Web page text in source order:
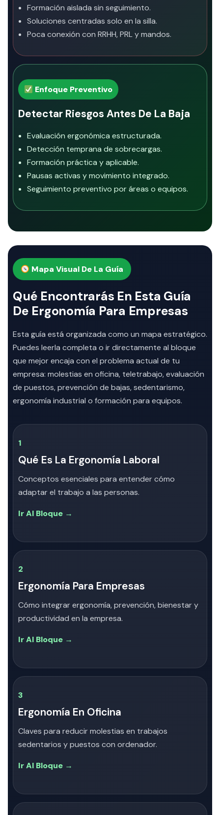
Formación aislada sin seguimiento.
Soluciones centradas solo en la silla.
Poca conexión con RRHH, PRL y mandos.
Enfoque Preventivo
Detectar Riesgos Antes De La Baja
Evaluación ergonómica estructurada.
Detección temprana de sobrecargas.
Formación práctica y aplicable.
Pausas activas y movimiento integrado.
Seguimiento preventivo por áreas o equipos.
Mapa Visual De La Guía
Qué Encontrarás En Esta Guía
De Ergonomía Para Empresas
Esta guía está organizada como un mapa estratégico.
Puedes leerla completa o ir directamente al bloque
que mejor encaja con el problema actual de tu
empresa: molestias en oficina, teletrabajo, evaluación
de puestos, prevención de bajas, sedentarismo,
ergonomía industrial o formación para equipos.
1
Qué Es La Ergonomía Laboral
Conceptos esenciales para entender cómo
adaptar el trabajo a las personas.
Ir Al Bloque →
2
Ergonomía Para Empresas
Cómo integrar ergonomía, prevención, bienestar y
productividad en la empresa.
Ir Al Bloque →
3
Ergonomía En Oficina
Claves para reducir molestias en trabajos
sedentarios y puestos con ordenador.
Ir Al Bloque →